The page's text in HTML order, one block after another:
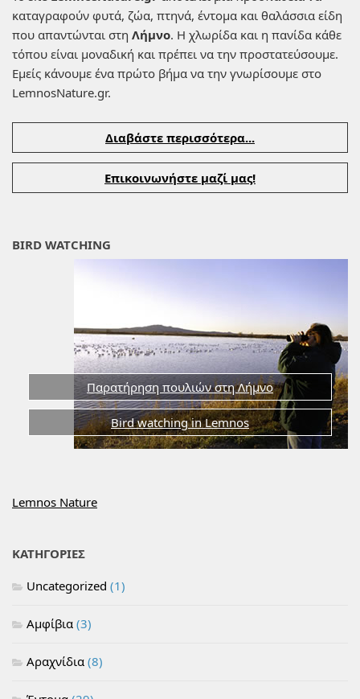
καταγραφούν φυτά, ζώα, πτηνά, έντομα και θαλάσσια είδη
που απαντώνται στη Λήμνο. Η χλωρίδα και η πανίδα κάθε
τόπου είναι μοναδική και πρέπει να την προστατεύσουμε.
Εμείς κάνουμε ένα πρώτο βήμα να την γνωρίσουμε στο
LemnosNature.gr.
Διαβάστε περισσότερα...
Επικοινωνήστε μαζί μας!
BIRD WATCHING
Παρατήρηση πουλιών στη Λήμνο
Bird watching in Lemnos
Lemnos Nature
ΚΑΤΗΓΟΡΙΕΣ
Uncategorized (1)
Αμφίβια (3)
Αραχνίδια (8)